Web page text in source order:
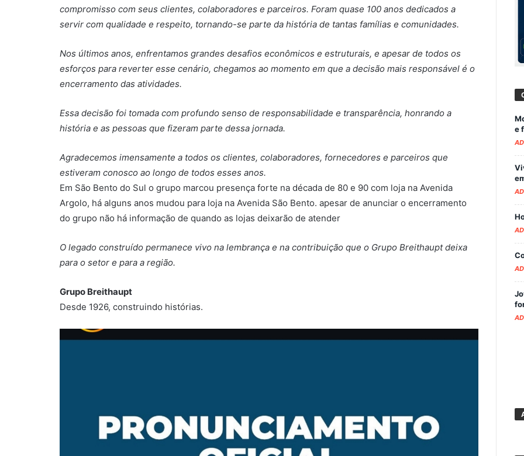
compromisso com seus clientes, colaboradores e parceiros. Foram quase 100 anos dedicados a
servir com qualidade e respeito, tornando-se parte da história de tantas famílias e comunidades.
Nos últimos anos, enfrentamos grandes desafios econômicos e estruturais, e apesar de todos os
esforços para reverter esse cenário, chegamos ao momento em que a decisão mais responsável é o
encerramento das atividades.
Essa decisão foi tomada com profundo senso de responsabilidade e transparência, honrando a
história e as pessoas que fizeram parte dessa jornada.
Agradecemos imensamente a todos os clientes, colaboradores, fornecedores e parceiros que
estiveram conosco ao longo de todos esses anos.
Em São Bento do Sul o grupo marcou presença forte na década de 80 e 90 com loja na Avenida
Argolo, há alguns anos mudou para loja na Avenida São Bento. apesar de anunciar o encerramento
do grupo não há informação de quando as lojas deixarão de atender
O legado construído permanece vivo na lembrança e na contribuição que o Grupo Breithaupt deixa
para o setor e para a região.
Grupo Breithaupt
Desde 1926, construindo histórias.
e